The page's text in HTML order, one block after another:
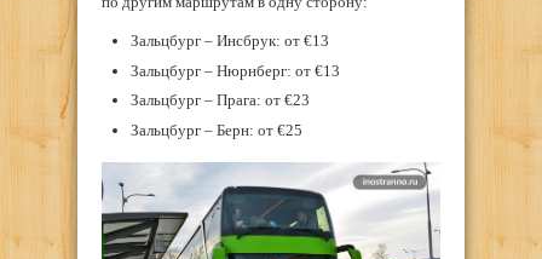
Зальцбург – Инсбрук: от €13
Зальцбург – Нюрнберг: от €13
Зальцбург – Прага: от €23
Зальцбург – Берн: от €25